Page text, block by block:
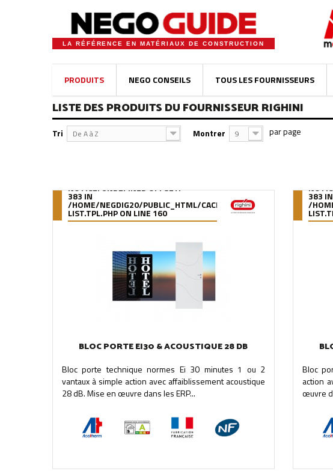
LA RÉFÉRENCE EN MATÉRIAUX DE CONSTRUCTION
PRODUITS NEGO CONSEILS TOUS LES FOURNISSEURS
LISTE DES PRODUITS DU FOURNISSEUR RIGHINI
Tri De A à Z Montrer 9
NOTICE: UNDEFINED OFFSET:
383 IN
/HOME/NEGDIG20/PUBLIC_HTML/CACHE/SMARTY/COMPILE/95/
LIST.TPL.PHPON LINE 160
BLOC PORTE EI30 & ACOUSTIQUE 28 DB
Bloc porte technique normes Ei 30 minutes 1 ou 2
vantaux à simple action avec affaiblissement acoustique
28 dB. Mise en œuvre dans les ERP...
383 IN
/
Bloc
action
œuvre